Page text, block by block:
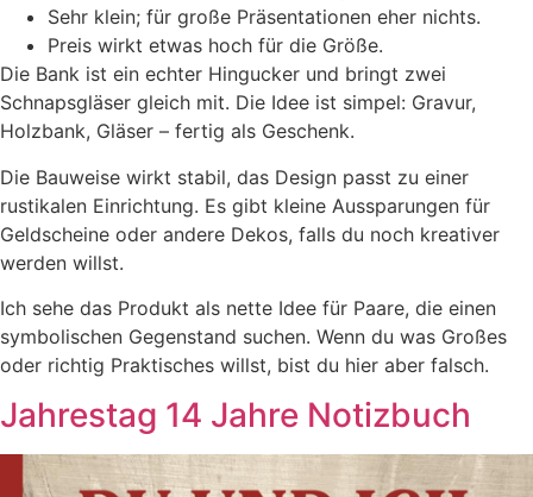
Sehr klein; für große Präsentationen eher nichts.
Preis wirkt etwas hoch für die Größe.
Die Bank ist ein echter Hingucker und bringt zwei
Schnapsgläser gleich mit. Die Idee ist simpel: Gravur,
Holzbank, Gläser – fertig als Geschenk.
Die Bauweise wirkt stabil, das Design passt zu einer
rustikalen Einrichtung. Es gibt kleine Aussparungen für
Geldscheine oder andere Dekos, falls du noch kreativer
werden willst.
Ich sehe das Produkt als nette Idee für Paare, die einen
symbolischen Gegenstand suchen. Wenn du was Großes
oder richtig Praktisches willst, bist du hier aber falsch.
Jahrestag 14 Jahre Notizbuch